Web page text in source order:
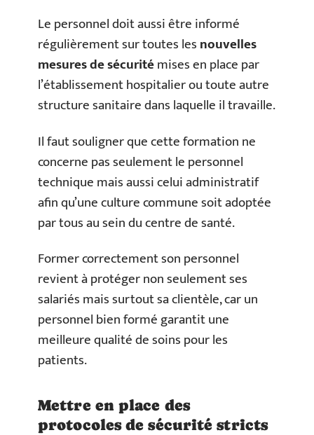
Le personnel doit aussi être informé
régulièrement sur toutes lesnouvelles
mesures de sécuritémises en place par
l’établissement hospitalier ou toute autre
structure sanitaire dans laquelle il travaille.
Il faut souligner que cette formation ne
concerne pas seulement le personnel
technique mais aussi celui administratif
afin qu’une culture commune soit adoptée
par tous au sein du centre de santé.
Former correctement son personnel
revient à protéger non seulement ses
salariés mais surtout sa clientèle, car un
personnel bien formé garantit une
meilleure qualité de soins pour les
patients.
Mettre en place des
protocoles de sécurité stricts